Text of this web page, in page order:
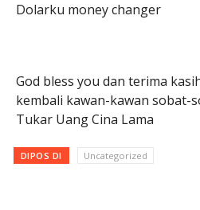
Dolarku money changer
God bless you dan terima
kembali kawan-kawan sobat-
Tukar Uang Cina Lama
DIPOS DI Uncategorized